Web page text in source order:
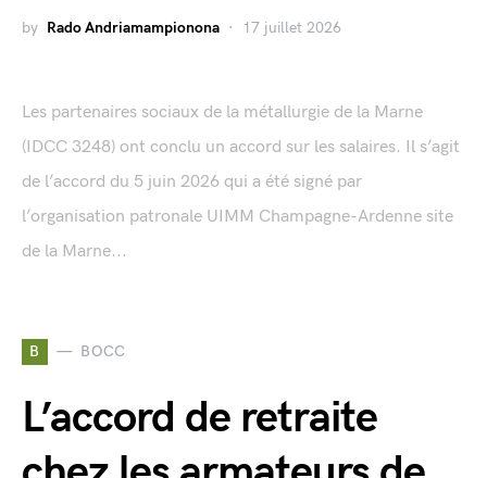
by Rado Andriamampionona 17 juillet 2026
Les partenaires sociaux de la métallurgie de la Marne
(IDCC 3248) ont conclu un accord sur les salaires. Il s’agit
de l’accord du 5 juin 2026 qui a été signé par
l’organisation patronale UIMM Champagne-Ardenne site
de la Marne...
B BOCC
L’accord de retraite